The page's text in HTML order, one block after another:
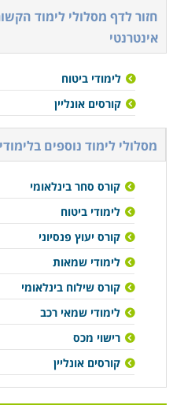
חזור לדף מסלולי לימוד
אינטרנטי
לימודי ביטוח
קורסים אונליין
מסלולי לימוד נוספים ב
קורס סחר בינלאומי
לימודי ביטוח
קורס יעוץ פנסיוני
לימודי שמאות
קורס שילוח בינלאומי
לימודי שמאי רכב
רישוי מכס
קורסים אונליין